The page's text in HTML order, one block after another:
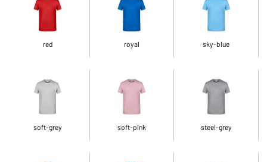
red royal sky-blue
soft-grey soft-pink steel-grey